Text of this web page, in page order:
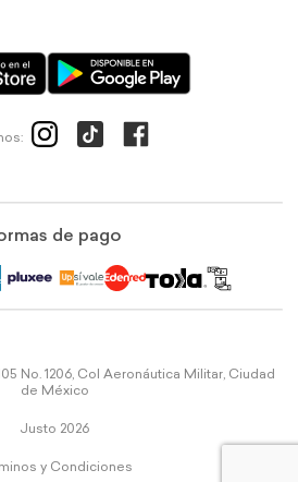
de pago
No. 1206, Col Aeronáutica Militar, Ciudad
de México
Justo 2026
y Condiciones